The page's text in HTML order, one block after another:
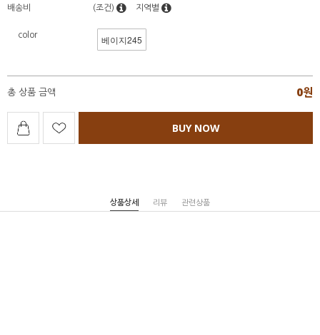
배송비 (조건) 지역별
color 베이지245
총 상품 금액 0원
BUY NOW
상품상세 리뷰 관련상품